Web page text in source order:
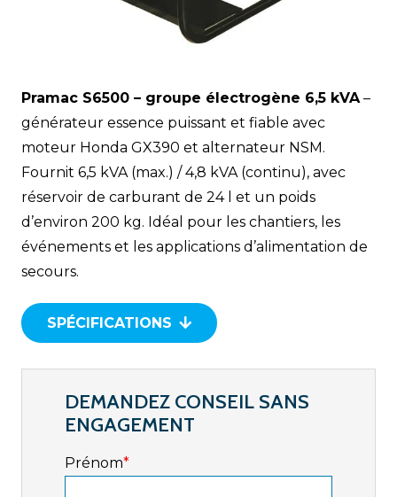
Pramac S6500 – groupe électrogène 6,5 kVA–
générateur essence puissant et fiable avec
moteur Honda GX390 et alternateur NSM.
Fournit 6,5 kVA (max.) / 4,8 kVA (continu), avec
réservoir de carburant de 24 l et un poids
d’environ 200 kg. Idéal pour les chantiers, les
événements et les applications d’alimentation de
secours.
SPÉCIFICATIONS
DEMANDEZ CONSEIL SANS
ENGAGEMENT
Prénom*